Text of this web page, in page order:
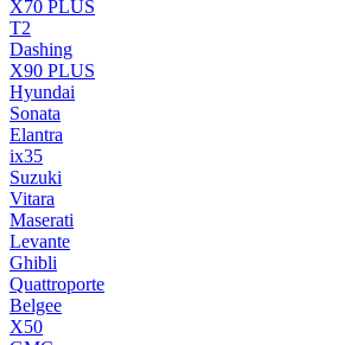
X70 PLUS
T2
Dashing
X90 PLUS
Hyundai
Sonata
Elantra
ix35
Suzuki
Vitara
Maserati
Levante
Ghibli
Quattroporte
Belgee
X50